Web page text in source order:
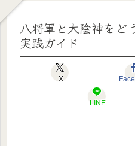
八将軍と大陰神をど
実践ガイド
X
LINE